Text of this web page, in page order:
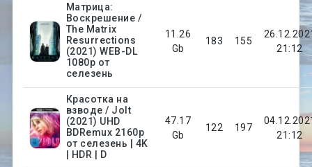
Матрица:
Воскрешение /
The Matrix
Resurrections
(2021) WEB-DL
1080p от
селезень
11.26
Gb
183 155
21:12
Красотка на
взводе / Jolt
(2021) UHD
BDRemux 2160p
от селезень | 4K
| HDR | D
47.17
Gb
122 197
21:12